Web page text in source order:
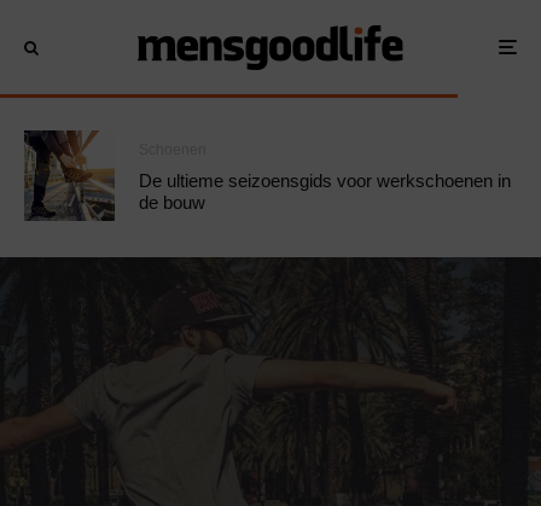
De ultieme seizoensgids voor werkschoenen in
de bouw